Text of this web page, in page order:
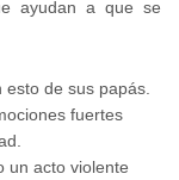
ayudan a que se
esto de sus papás.
fuertes
un acto violente